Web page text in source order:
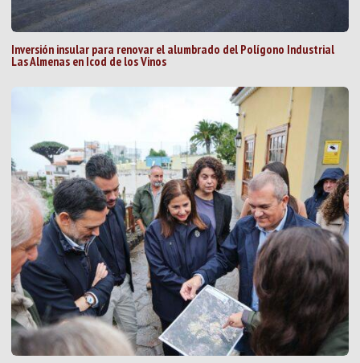
Inversión insular para renovar el alumbrado del Polígono Industrial
Las Almenas en Icod de los Vinos